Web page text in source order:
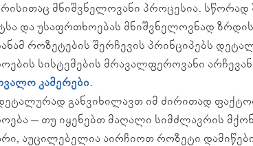
მნიშვნელოვანი პროცესია.
და უსაფრთხოებას მნიშვნელოვნად
როზეტების შერჩევის პრინციპებს
სისტემების მრავალფეროვანი
კამერები.
განვიხილავთ იმ ძირითად
– თუ იყენებთ მაღალი სიმძლავრის
აუცილებელია აირჩიოთ როზეტი